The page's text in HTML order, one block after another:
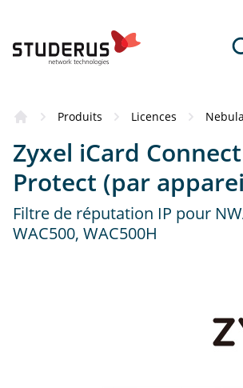
Produits Licences Nebula
Zyxel iCard
Protect (par
Filtre de réputation IP pour
WAC500, WAC500H
Ce produit vous a convaincu ?
partenaires compétents qui se
votre disposition pour la
produit.
Revendeurs
Large gamme de produits,